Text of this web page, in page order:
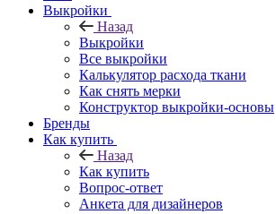
Выкройки
Назад
Выкройки
Все выкройки
Калькулятор расхода ткани
Как снять мерки
Конструктор выкройки-основы
Бренды
Как купить
Назад
Как купить
Вопрос-ответ
Анкета для дизайнеров